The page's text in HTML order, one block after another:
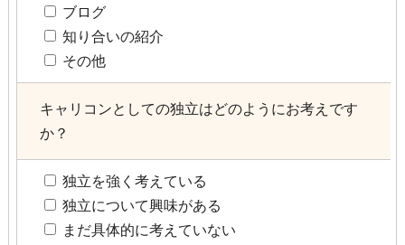
ブログ
知り合いの紹介
その他
キャリコンとしての独立はどのようにお考えです
か？
独立を強く考えている
独立について興味がある
まだ具体的に考えていない